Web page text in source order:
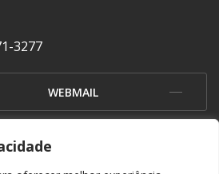
3277
WEBMAIL
OUVIDORIA